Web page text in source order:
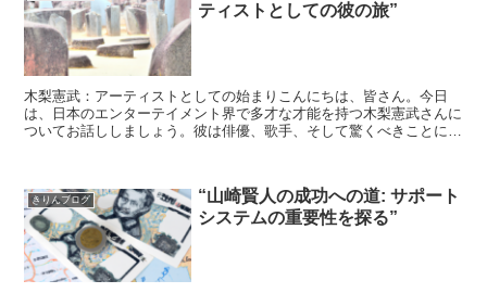
ティストとしての彼の旅”
木梨憲武：アーティストとしての始まりこんにちは、皆さん。今日
は、日本のエンターテイメント界で多才な才能を持つ木梨憲武さんに
ついてお話ししましょう。彼は俳優、歌手、そして驚くべきことに、
きりんブログ
“山崎賢人の成功への道: サポート
システムの重要性を探る”